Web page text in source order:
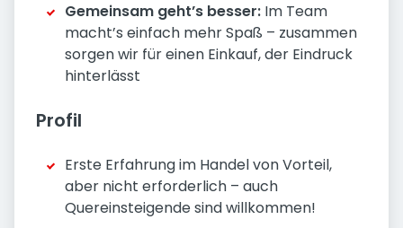
Gemeinsam geht’s besser: Im Team
macht’s einfach mehr Spaß – zusammen
sorgen wir für einen Einkauf, der Eindruck
hinterlässt
Profil
Erste Erfahrung im Handel von Vorteil,
aber nicht erforderlich – auch
Quereinsteigende sind willkommen!